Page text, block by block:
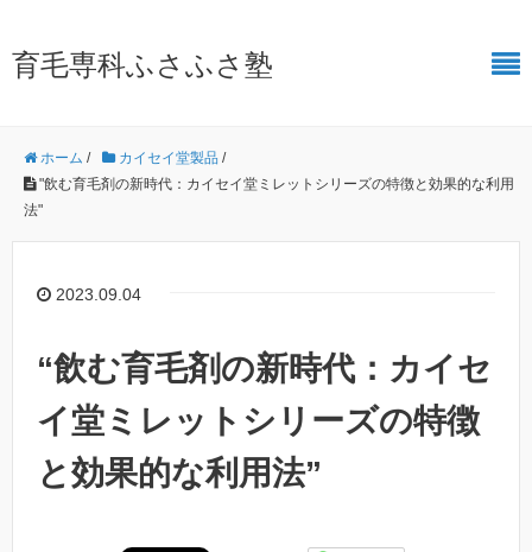
育毛専科ふさふさ塾
ホーム / カイセイ堂製品 /
"飲む育毛剤の新時代：カイセイ堂ミレットシリーズの特徴と効果的な利用
法"
2023.09.04
“飲む育毛剤の新時代：カイセ
イ堂ミレットシリーズの特徴
と効果的な利用法”